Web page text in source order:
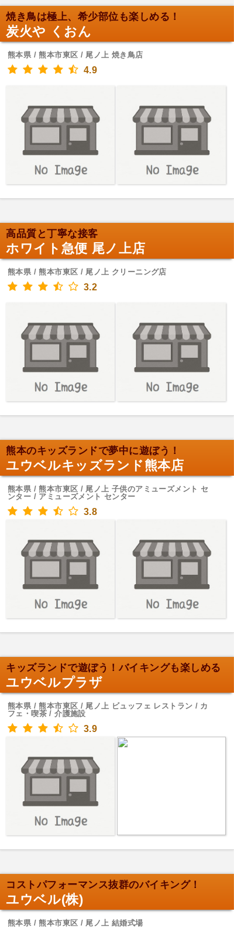
焼き鳥は極上、希少部位も楽しめる！
炭火や くおん
熊本県 / 熊本市東区 / 尾ノ上 焼き鳥店
4.9
高品質と丁寧な接客
ホワイト急便 尾ノ上店
熊本県 / 熊本市東区 / 尾ノ上 クリーニング店
3.2
熊本のキッズランドで夢中に遊ぼう！
ユウベルキッズランド熊本店
熊本県 / 熊本市東区 / 尾ノ上 子供のアミューズメント セ
ンター / アミューズメント センター
3.8
キッズランドで遊ぼう！バイキングも楽しめる
ユウベルプラザ
熊本県 / 熊本市東区 / 尾ノ上 ビュッフェ レストラン / カ
フェ・喫茶 / 介護施設
3.9
コストパフォーマンス抜群のバイキング！
ユウベル(株)
熊本県 / 熊本市東区 / 尾ノ上 結婚式場